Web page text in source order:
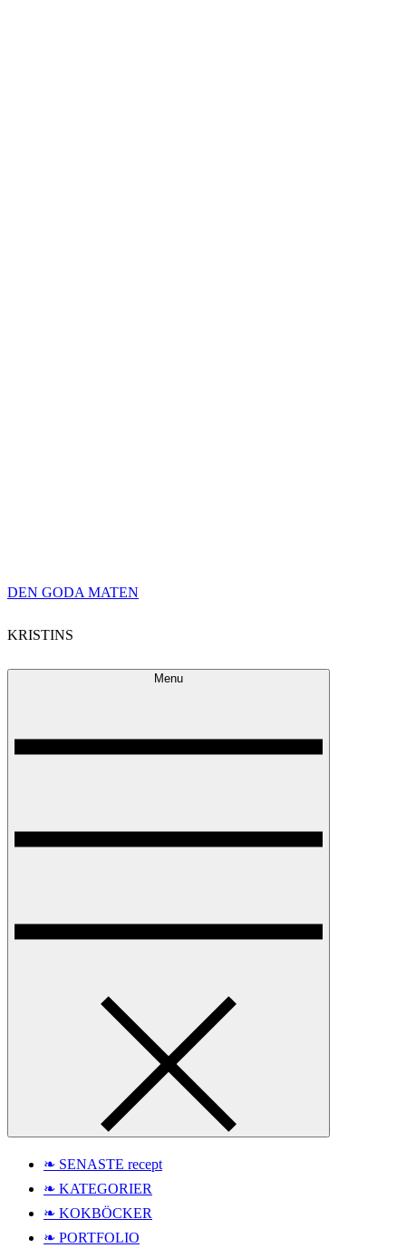
Skip
content
DEN GODA MATEN
KRISTINS
Menu
❧ SENASTE recept
❧ KATEGORIER
❧ KOKBÖCKER
❧ PORTFOLIO